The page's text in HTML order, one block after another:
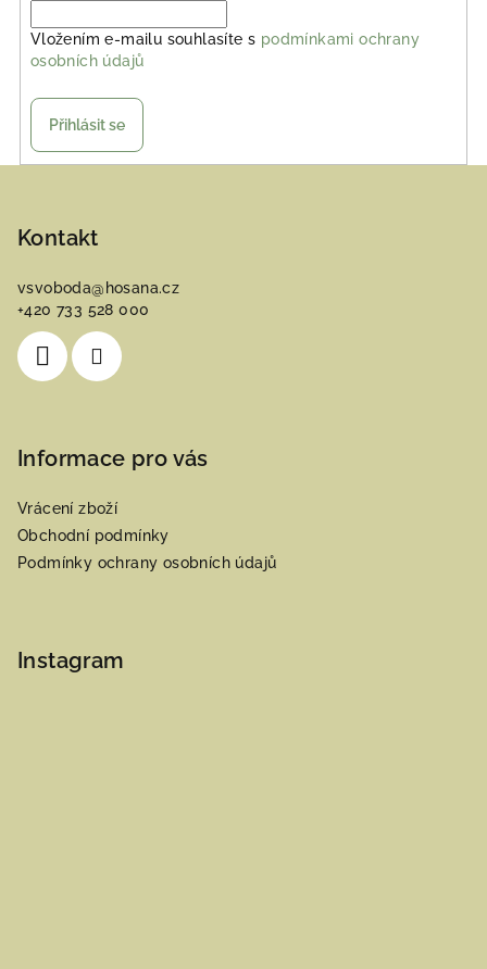
Vložením e-mailu souhlasíte s podmínkami ochrany
osobních údajů
Přihlásit se
Kontakt
vsvoboda@ hosana.cz
+420 733 528 000
Informace pro vás
Vrácení zboží
Obchodní podmínky
Podmínky ochrany osobních údajů
Instagram